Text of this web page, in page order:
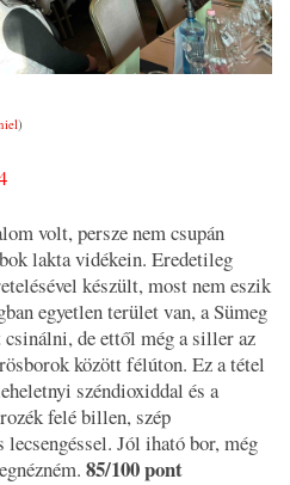
)
volt, persze nem csupán
lakta vidékein. Eredetileg
készült, most nem eszik
egyetlen terület van, a Sümeg
de ettől még a siller az
között félúton. Ez a tétel
széndioxiddal és a
felé billen, szép
lecsengéssel. Jól iható bor, még
85/100 pont